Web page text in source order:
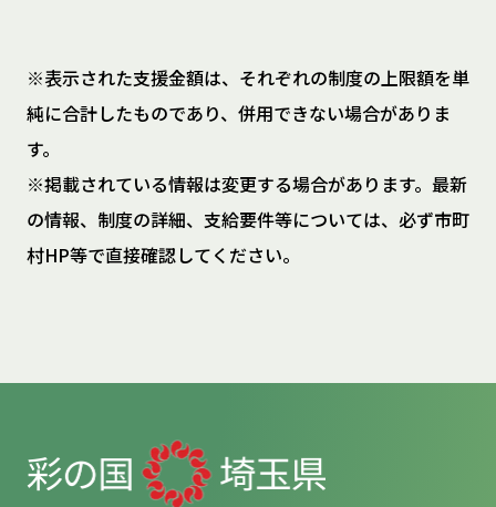
※表示された支援金額は、それぞれの制度の上限額を単
純に合計したものであり、併用できない場合がありま
す。
※掲載されている情報は変更する場合があります。最新
の情報、制度の詳細、支給要件等については、必ず市町
村HP等で直接確認してください。